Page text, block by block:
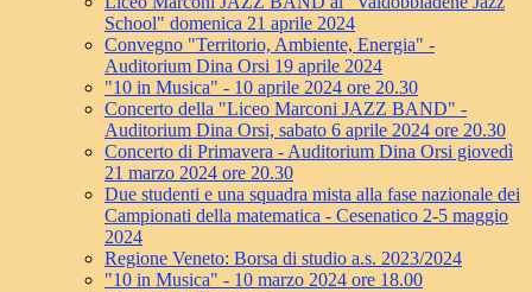
School" domenica 21 aprile 2024
Convegno "Territorio, Ambiente, Energia" -
Auditorium Dina Orsi 19 aprile 2024
"10 in Musica" - 10 aprile 2024 ore 20.30
Concerto della "Liceo Marconi JAZZ BAND" -
Auditorium Dina Orsi, sabato 6 aprile 2024 ore 20.30
Concerto di Primavera - Auditorium Dina Orsi giovedì
21 marzo 2024 ore 20.30
Due studenti e una squadra mista alla fase nazionale dei
Campionati della matematica - Cesenatico 2-5 maggio
2024
Regione Veneto: Borsa di studio a.s. 2023/2024
"10 in Musica" - 10 marzo 2024 ore 18.00